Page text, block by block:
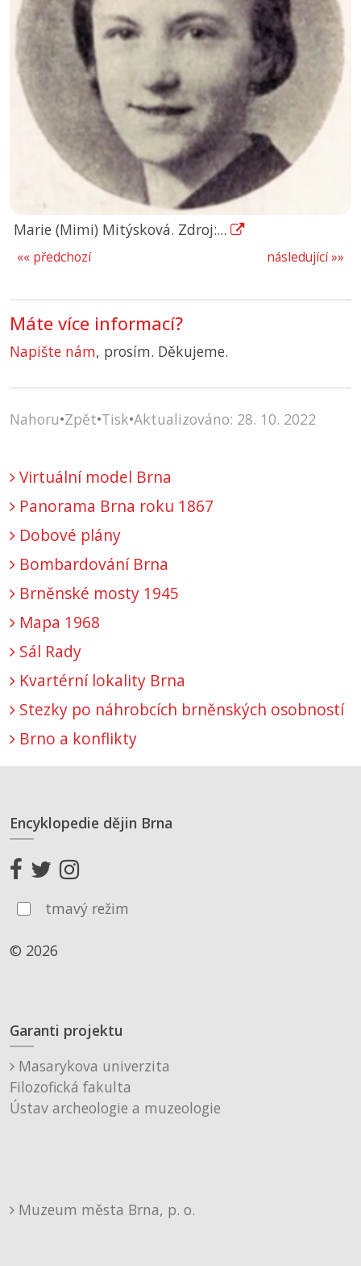
Marie (Mimi) Mitýsková. Zdroj:...
následující »»
«« předchozí
Máte více informací?
Napište nám, prosím. Děkujeme.
Nahoru•Zpět•Tisk•Aktualizováno: 28. 10. 2022
Virtuální model Brna
Panorama Brna roku 1867
Dobové plány
Bombardování Brna
Brněnské mosty 1945
Mapa 1968
Sál Rady
Kvartérní lokality Brna
Stezky po náhrobcích brněnských osobností
Brno a konflikty
Encyklopedie dějin Brna
tmavý režim
© 2026
Garanti projektu
Masarykova univerzita
Filozofická fakulta
Ústav archeologie a muzeologie
Muzeum města Brna, p. o.